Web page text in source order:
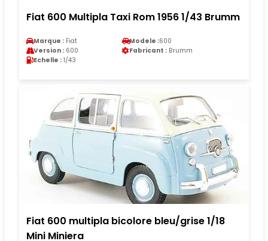
Fiat 600 Multipla Taxi Rom 1956 1/43 Brumm
Marque : Fiat Modele :600
Version : 600 Fabricant : Brumm
Echelle : 1/43
Fiat 600 multipla bicolore bleu/grise 1/18
Mini Miniera